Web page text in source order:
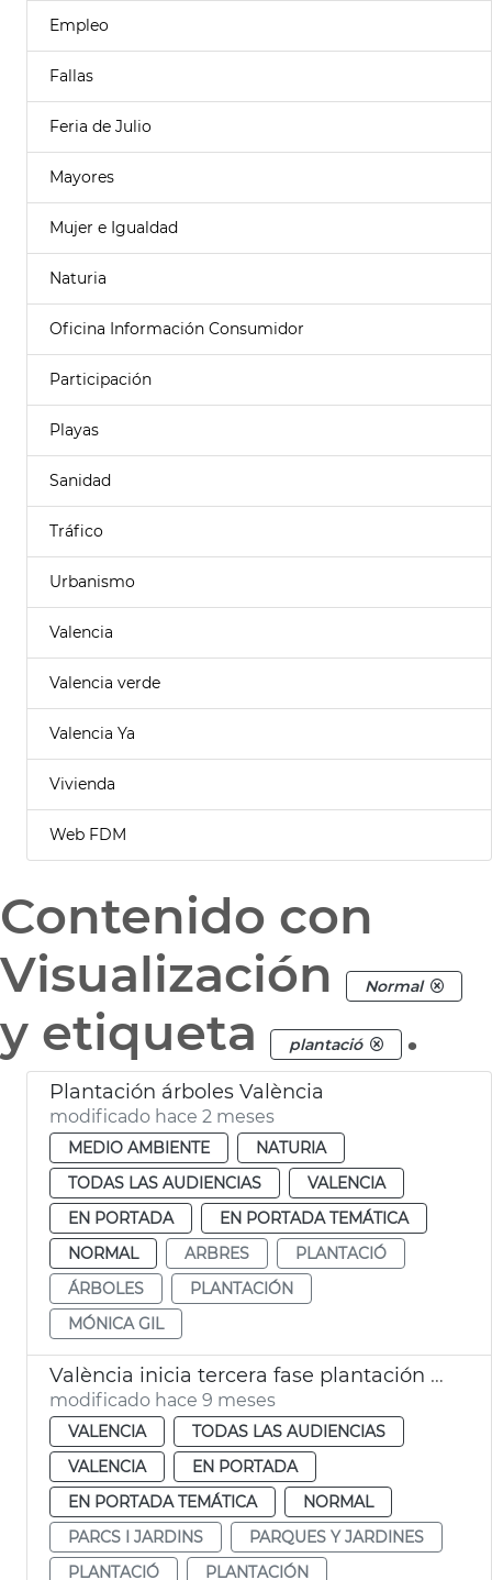
Empleo
Fallas
Feria de Julio
Mayores
Mujer e Igualdad
Naturia
Oficina Información Consumidor
Participación
Playas
Sanidad
Tráfico
Urbanismo
Valencia
Valencia verde
Valencia Ya
Vivienda
Web FDM
Contenido con
Visualización
Normal
y etiqueta plantació .
Plantación árboles València
modificado hace 2 meses
MEDIO AMBIENTE
NATURIA
TODAS LAS AUDIENCIAS
VALENCIA
EN PORTADA
EN PORTADA TEMÁTICA
NORMAL
ARBRES
PLANTACIÓ
ÁRBOLES
PLANTACIÓN
MÓNICA GIL
València inicia tercera fase plantación arbolado viario
modificado hace 9 meses
VALENCIA
TODAS LAS AUDIENCIAS
VALENCIA
EN PORTADA
EN PORTADA TEMÁTICA
NORMAL
PARCS I JARDINS
PARQUES Y JARDINES
PLANTACIÓ
PLANTACIÓN